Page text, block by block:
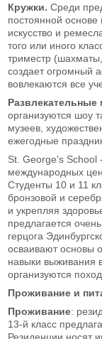
Кружки. Среди
постоянной основе
искусство и
того или иного
триместр
создает огромный
вовлекаются все
Развлекательные
организуются шоу
музеев,
ежегодные
St. George's School
международных
Студенты 10 и 11
бронзовой и
и укрепляя
предлагается
герцога
осваивают основы
навыки выживания
организуются
Проживание и
Проживание:
13-й класс
Резиденции носят